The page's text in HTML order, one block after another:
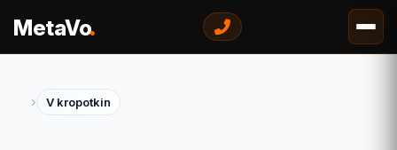
MetaVo.
› V kropotkin